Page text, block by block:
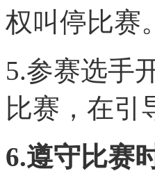
权叫停比赛。
5.参赛选手
比赛，在引
6.遵守比赛